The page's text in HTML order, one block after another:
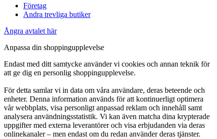
Företag
Andra trevliga butiker
Ångra avtalet här
Anpassa din shoppingupplevelse
Endast med ditt samtycke använder vi cookies och annan teknik för
att ge dig en personlig shoppingupplevelse.
För detta samlar vi in data om våra användare, deras beteende och
enheter. Denna information används för att kontinuerligt optimera
vår webbplats, visa personligt anpassad reklam och innehåll samt
analysera användningsstatistik. Vi kan även matcha dina krypterade
uppgifter med externa leverantörer och visa erbjudanden via deras
onlinekanaler – men endast om du redan använder deras tjänster.